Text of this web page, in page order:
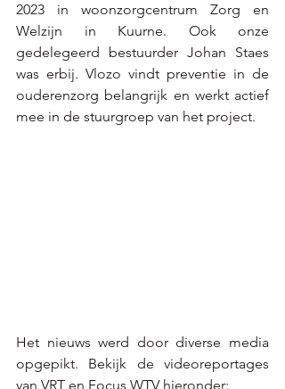
2023 in woonzorgcentrum Zorg en
Welzijn in Kuurne. Ook onze
gedelegeerd bestuurder Johan Staes
was erbij. Vlozo vindt preventie in de
ouderenzorg belangrijk en werkt actief
mee in de stuurgroep van het project.
Het nieuws werd door diverse media
opgepikt. Bekijk de videoreportages
van VRT en Focus WTV hieronder: